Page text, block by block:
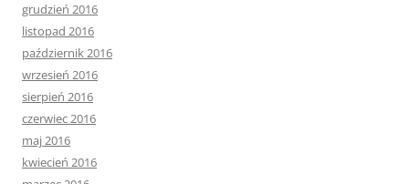
grudzień 2016
listopad 2016
październik 2016
wrzesień 2016
sierpień 2016
czerwiec 2016
maj 2016
kwiecień 2016